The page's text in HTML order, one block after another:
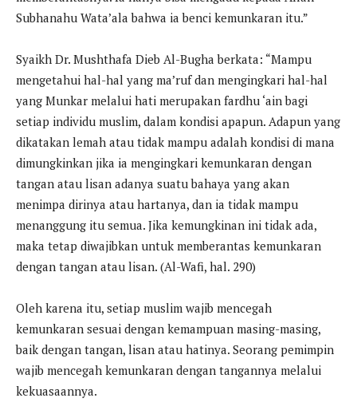
Subhanahu Wata’ala bahwa ia benci kemunkaran itu.”
Syaikh Dr. Mushthafa Dieb Al-Bugha berkata: “Mampu
mengetahui hal-hal yang ma’ruf dan mengingkari hal-hal
yang Munkar melalui hati merupakan fardhu ‘ain bagi
setiap individu muslim, dalam kondisi apapun. Adapun yang
dikatakan lemah atau tidak mampu adalah kondisi di mana
dimungkinkan jika ia mengingkari kemunkaran dengan
tangan atau lisan adanya suatu bahaya yang akan
menimpa dirinya atau hartanya, dan ia tidak mampu
menanggung itu semua. Jika kemungkinan ini tidak ada,
maka tetap diwajibkan untuk memberantas kemunkaran
dengan tangan atau lisan. (Al-Wafi, hal. 290)
Oleh karena itu, setiap muslim wajib mencegah
kemunkaran sesuai dengan kemampuan masing-masing,
baik dengan tangan, lisan atau hatinya. Seorang pemimpin
wajib mencegah kemunkaran dengan tangannya melalui
kekuasaannya.